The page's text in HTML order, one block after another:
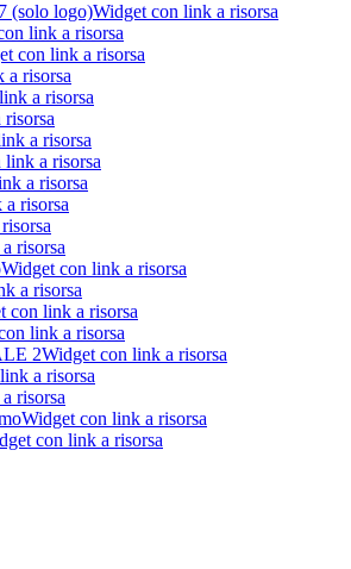
Widget con link a risorsa
link a risorsa
con link a risorsa
a risorsa
a risorsa
a risorsa
a risorsa
a risorsa
risorsa
risorsa
Widget con link a risorsa
a risorsa
con link a risorsa
link a risorsa
Widget con link a risorsa
a risorsa
risorsa
Widget con link a risorsa
con link a risorsa